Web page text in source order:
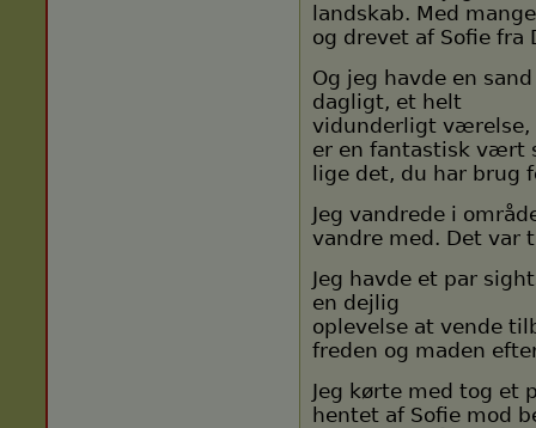
landskab. Med
og drevet af Sofie fra
Og jeg havde en
dagligt, et helt
vidunderligt værelse,
er en fantastisk vært
lige det, du har brug
Jeg vandrede i
vandre med. Det var
Jeg havde et par
en dejlig
oplevelse at vende
freden og maden
Jeg kørte med tog et
hentet af Sofie mod